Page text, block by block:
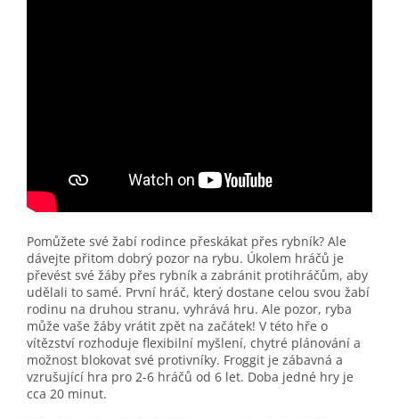
Pomůžete své žabí rodince přeskákat přes rybník? Ale
dávejte přitom dobrý pozor na rybu. Úkolem hráčů je
převést své žáby přes rybník a zabránit protihráčům, aby
udělali to samé. První hráč, který dostane celou svou žabí
rodinu na druhou stranu, vyhrává hru. Ale pozor, ryba
může vaše žáby vrátit zpět na začátek! V této hře o
vítězství rozhoduje flexibilní myšlení, chytré plánování a
možnost blokovat své protivníky. Froggit je zábavná a
vzrušující hra pro 2-6 hráčů od 6 let. Doba jedné hry je
cca 20 minut.